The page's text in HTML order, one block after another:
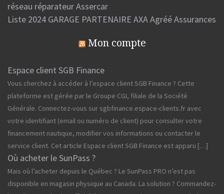
réseau réparateur Assercar
Liste 2024 GARAGE PARTENAIRE AXA Agréé Assurances
Mon compte
Espace client SGB Finance
Vous cherchez à accéder à l’espace client SGB Finance ? Cette
plateforme est gérée par le Groupe CGI, filiale de la Société
Générale. Connectez-vous sur sgbfinance.espace-clients.fr avec
votre identifiant (email ou numéro de client) pour consulter votre
financement nautique, modifier vos informations ou contacter le
service client. Cet article Espace client SGB Finance est apparu […]
Où acheter le SunPass ?
Mais où l’acheter depuis le Québec ? Le SunPass PRO n’est pas
disponible en magasin physique au Canada. La solution ? Commandez-